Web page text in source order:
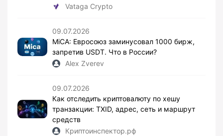
Vataga Crypto
09.07.2026
MiCA: Евросоюз заминусовал 1000 бирж,
запретив USDT. Что в России?
Alex Zverev
09.07.2026
Как отследить криптовалюту по хешу
транзакции: TXID, адрес, сеть и маршрут
средств
Криптоинспектор.рф